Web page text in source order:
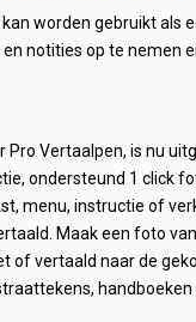
worden gebruikt als
notities op te nemen
Pro Vertaalpen, is nu
ondersteund 1 click
menu, instructie of
Maak een foto
of vertaald naar de
handboeken